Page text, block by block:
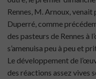
Rennes, M. Arnoux,
Duperré, comme
des pasteurs de Rennes à
s’amenuisa peu à peu et
Le développement de
des réactions assez vives